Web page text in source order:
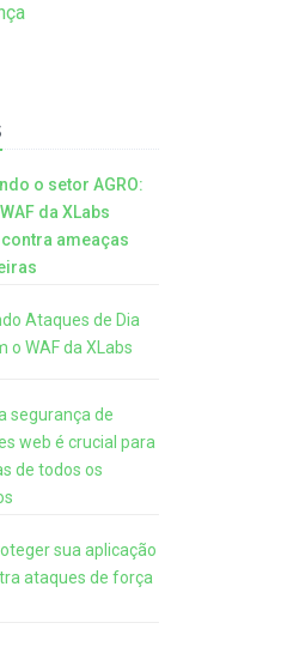
o setor AGRO:
da XLabs
ameaças
Ataques de Dia
o WAF da XLabs
segurança de
web é crucial para
de todos os
sua aplicação
ataques de força